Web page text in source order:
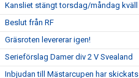
Kansliet stängt torsdag/måndag kväll
Beslut från RF
Gräsroten levererar igen!
Serieförslag Damer div 2 V Svealand
Inbjudan till Mästarcupen har skickats